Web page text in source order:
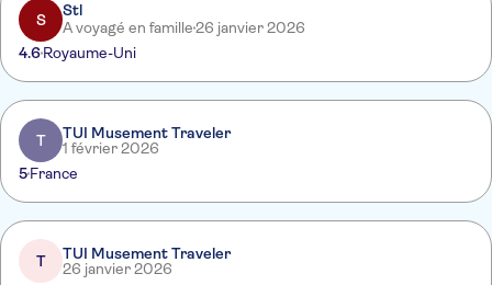
S
Stl
A voyagé en famille26 janvier 2026
4.6Royaume-Uni
T
TUI Musement Traveler
1 février 2026
5France
T
TUI Musement Traveler
26 janvier 2026